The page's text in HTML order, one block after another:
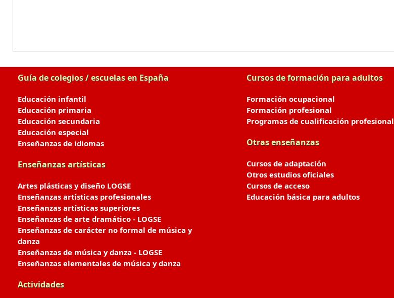
Guía de colegios / escuelas en España
Educación infantil
Educación primaria
Educación secundaria
Educación especial
Enseñanzas de idiomas
Enseñanzas artísticas
Artes plásticas y diseño LOGSE
Enseñanzas artísticas profesionales
Enseñanzas artísticas superiores
Enseñanzas de arte dramático - LOGSE
Enseñanzas de carácter no formal de música y
danza
Enseñanzas de música y danza - LOGSE
Enseñanzas elementales de música y danza
Actividades
Cursos de formación para adultos
Formación ocupacional
Formación profesional
Programas de cualificación profesional
Otras enseñanzas
Cursos de adaptación
Otros estudios oficiales
Cursos de acceso
Educación básica para adultos